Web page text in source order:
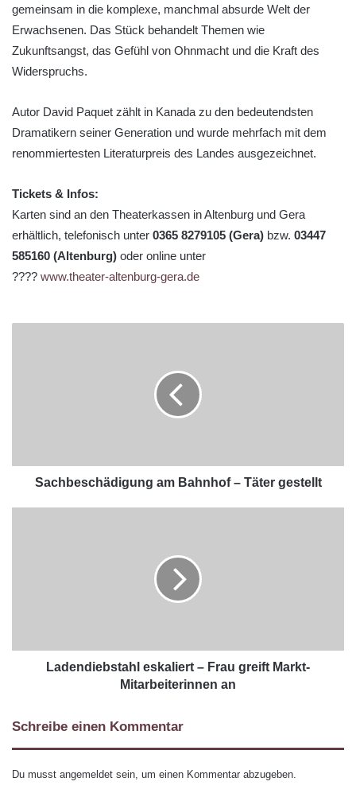
gemeinsam in die komplexe, manchmal absurde Welt der
Erwachsenen. Das Stück behandelt Themen wie
Zukunftsangst, das Gefühl von Ohnmacht und die Kraft des
Widerspruchs.
Autor David Paquet zählt in Kanada zu den bedeutendsten
Dramatikern seiner Generation und wurde mehrfach mit dem
renommiertesten Literaturpreis des Landes ausgezeichnet.
Tickets & Infos:
Karten sind an den Theaterkassen in Altenburg und Gera
erhältlich, telefonisch unter 0365 8279105 (Gera) bzw. 03447
585160 (Altenburg) oder online unter
???? www.theater-altenburg-gera.de
Sachbeschädigung am Bahnhof – Täter gestellt
Ladendiebstahl eskaliert – Frau greift Markt-
Mitarbeiterinnen an
Schreibe einen Kommentar
Du musst angemeldet sein, um einen Kommentar abzugeben.